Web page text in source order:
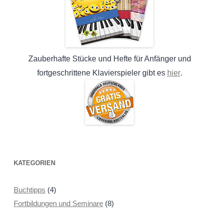
Zauberhafte Stücke und Hefte für Anfänger und
fortgeschrittene Klavierspieler gibt es hier.
KATEGORIEN
Buchtipps (4)
Fortbildungen und Seminare(8)